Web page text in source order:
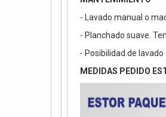
- Lavado manual o
- Planchado suave.
- Posibilidad de lavado
MEDIDAS PEDIDO